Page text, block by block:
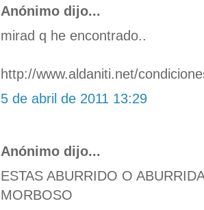
Anónimo dijo...
mirad q he encontrado..
http://www.aldaniti.net/
5 de abril de 2011 13:29
Anónimo dijo...
ESTAS ABURRIDO O
MORBOSO